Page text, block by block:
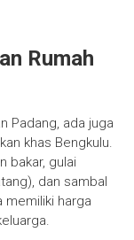
Rumah
Padang, ada juga
khas Bengkulu.
bakar, gulai
dan sambal
memiliki harga